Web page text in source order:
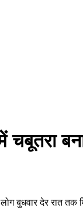
बुधवार देर रात तक